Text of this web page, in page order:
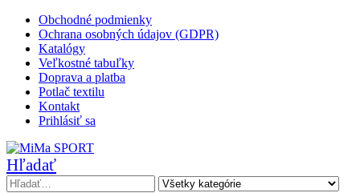
Obchodné podmienky
Ochrana osobných údajov (GDPR)
Katalógy
Veľkostné tabuľky
Doprava a platba
Potlač textilu
Kontakt
Prihlásiť sa
Hľadať